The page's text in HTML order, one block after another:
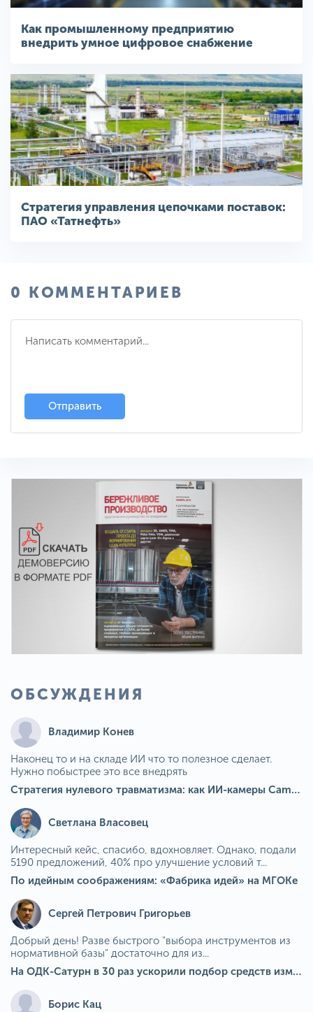
Как промышленному предприятию
внедрить умное цифровое снабжение
Стратегия управления цепочками поставок:
ПАО «Татнефть»
0 КОММЕНТАРИЕВ
Отправить
ОБСУЖДЕНИЯ
Владимир Конев
Наконец то и на складе ИИ что то полезное сделает.
Нужно побыстрее это все внедрять
Стратегия нулевого травматизма: как ИИ-камеры Camkord снижают риск наезда на пешехода при работе на погрузчике
Светлана Власовец
Интересный кейс, спасибо, вдохновляет. Однако, подали
5190 предложений, 40% про улучшение условий т...
По идейным соображениям: «Фабрика идей» на МГОКе
Сергей Петрович Григорьев
Добрый день! Разве быстрого "выбора инструментов из
нормативной базы" достаточно для из...
На ОДК-Сатурн в 30 раз ускорили подбор средств измерения для контроля качества продукции
Борис Кац